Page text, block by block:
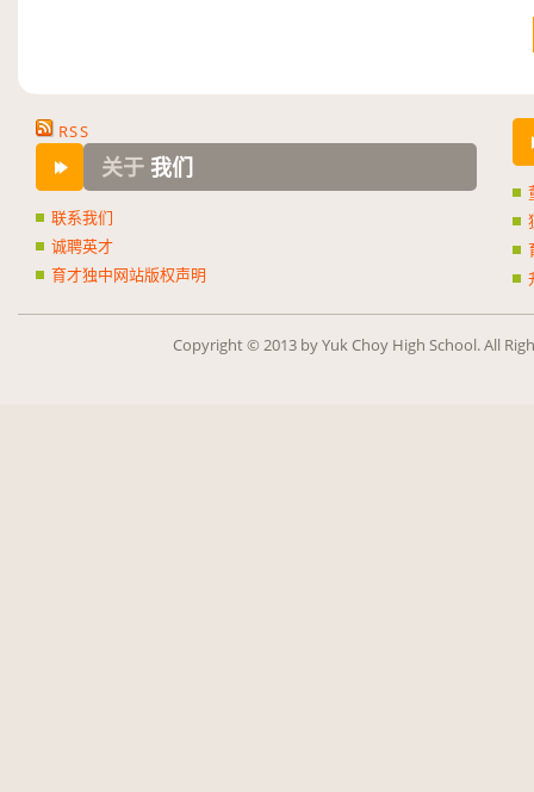
RSS
关于 我们
联系我们
诚聘英才
育才独中网站版权声明
Copy­right © 2013 by Yuk Choy High School. All